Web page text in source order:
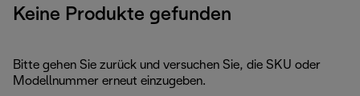
Keine Produkte gefunden
Bitte gehen Sie zurück und versuchen Sie, die SKU oder
Modellnummer erneut einzugeben.